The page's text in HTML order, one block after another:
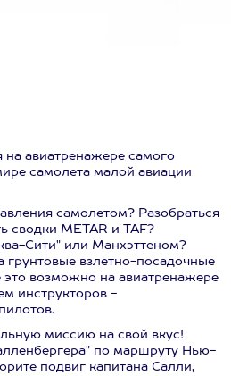
на авиатренажере самого
самолета малой авиации
самолетом? Разобраться
сводки METAR и TAF?
Сити" или Манхэттеном?
грунтовые взлетно-посадочные
возможно на авиатренажере
инструкторов -
миссию на свой вкус!
по маршруту Нью-
подвиг капитана Салли,